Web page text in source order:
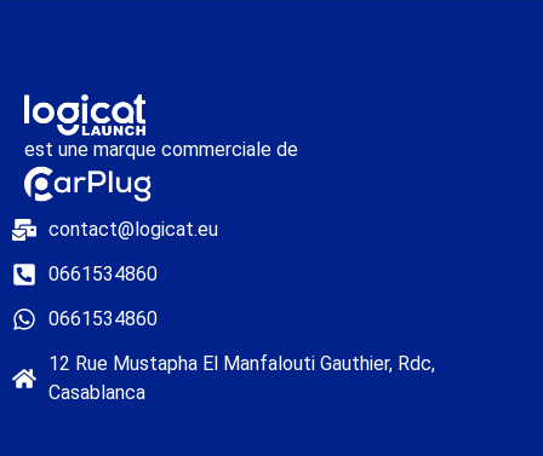
est une marque commerciale de
contact@logicat.eu
0661534860
0661534860
12 Rue Mustapha El Manfalouti Gauthier, Rdc,
Casablanca